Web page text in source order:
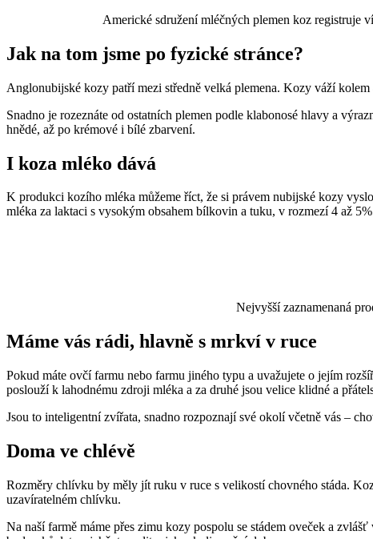
Americké sdružení mléčných plemen koz registruje
Jak na tom jsme po fyzické stránce?
Anglonubijské kozy patří mezi středně velká plemena. Kozy váží
Snadno je rozeznáte od ostatních plemen podle klabonosé hlavy a
hnědé, až po krémové i bílé zbarvení.
I koza mléko dává
K produkci kozího mléka můžeme říct, že si právem nubijské kozy
mléka za laktaci s vysokým obsahem bílkovin a tuku, v rozmezí 4 až
Nejvyšší zaznamenaná
Máme vás rádi, hlavně s mrkví v ruce
Pokud máte ovčí farmu nebo farmu jiného typu a uvažujete o jejím
poslouží k lahodnému zdroji mléka a za druhé jsou velice klidné a
Jsou to inteligentní zvířata, snadno rozpoznají své okolí včetně vás –
Doma ve chlévě
Rozměry chlívku by měly jít ruku v ruce s velikostí chovného stáda.
uzavíratelném chlívku.
Na naší farmě máme přes zimu kozy pospolu se stádem oveček a